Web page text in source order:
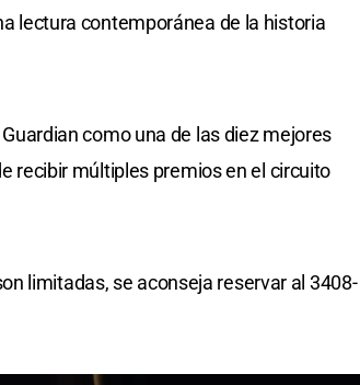
lectura contemporánea de la historia
como una de las diez mejores
recibir múltiples premios en el circuito
limitadas, se aconseja reservar al 3408-